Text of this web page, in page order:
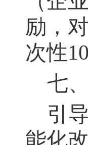
励，
次性
七
引
能化